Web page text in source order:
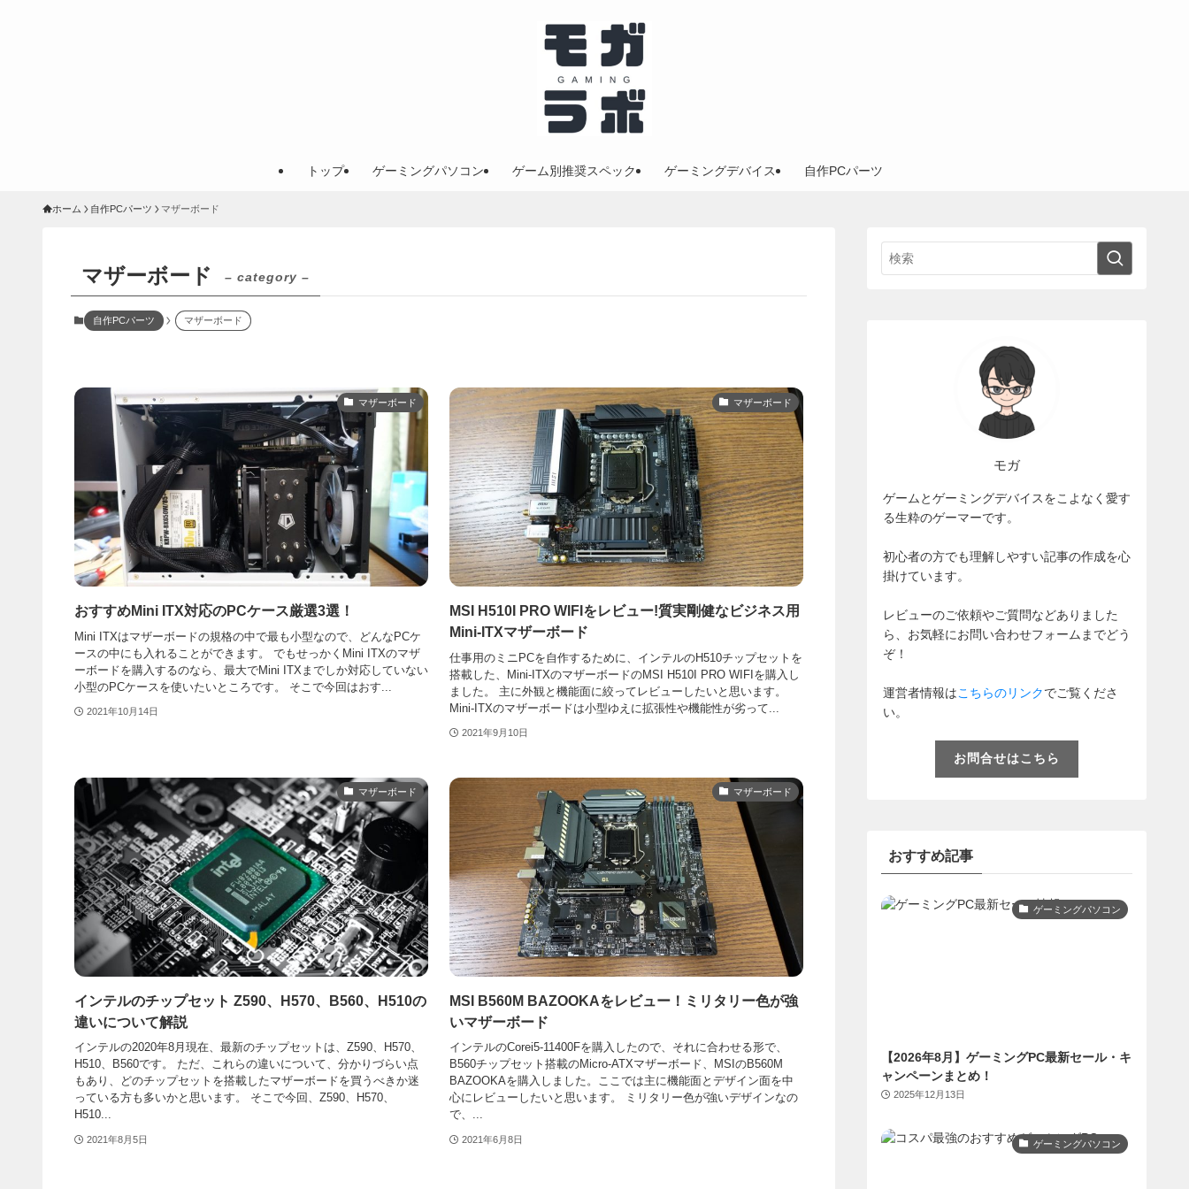
トップ ゲーミングパソコン ゲーム別推奨スペック ゲーミングデバイス 自作PCパーツ
ホーム 自作PCパーツ マザーボード
マザーボード – category –
自作PCパーツ マザーボード
マザーボード
おすすめMini ITX対応のPCケース厳選3選！
Mini ITXはマザーボードの規格の中で最も小型なので、どんなPCケ
ースの中にも入れることができます。 でもせっかくMini ITXのマザ
ーボードを購入するのなら、最大でMini ITXまでしか対応していない
小型のPCケースを使いたいところです。 そこで今回はおす...
2021年10月14日
マザーボード
MSI H510I PRO WIFIをレビュー!質実剛健なビジネス用
Mini-ITXマザーボード
仕事用のミニPCを自作するために、インテルのH510チップセットを
搭載した、Mini-ITXのマザーボードのMSI H510I PRO WIFIを購入し
ました。 主に外観と機能面に絞ってレビューしたいと思います。
Mini-ITXのマザーボードは小型ゆえに拡張性や機能性が劣って...
2021年9月10日
マザーボード
インテルのチップセット Z590、H570、B560、H510の
違いについて解説
インテルの2020年8月現在、最新のチップセットは、Z590、H570、
H510、B560です。 ただ、これらの違いについて、分かりづらい点
もあり、どのチップセットを搭載したマザーボードを買うべきか迷
っている方も多いかと思います。 そこで今回、Z590、H570、
H510...
2021年8月5日
マザーボード
MSI B560M BAZOOKAをレビュー！ミリタリー色が強
いマザーボード
インテルのCorei5-11400Fを購入したので、それに合わせる形で、
B560チップセット搭載のMicro-ATXマザーボード、MSIのB560M
BAZOOKAを購入しました。ここでは主に機能面とデザイン面を中
心にレビューしたいと思います。 ミリタリー色が強いデザインなの
で、...
2021年6月8日
モガ
ゲームとゲーミングデバイスをこよなく愛す
る生粋のゲーマーです。
初心者の方でも理解しやすい記事の作成を心
掛けています。
レビューのご依頼やご質問などありました
ら、お気軽にお問い合わせフォームまでどう
ぞ！
運営者情報はこちらのリンクでご覧くださ
い。
お問合せはこちら
おすすめ記事
ゲーミングパソコン
【2026年8月】ゲーミングPC最新セール・キ
ャンペーンまとめ！
2025年12月13日
ゲーミングパソコン